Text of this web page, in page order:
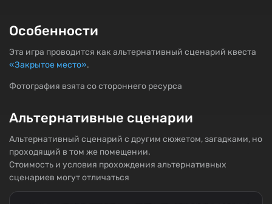
Особенности
Эта игра проводится как альтернативный сценарий квеста
«Закрытое место».
Фотография взята со стороннего ресурса
Альтернативные сценарии
Альтернативный сценарий с другим сюжетом, загадками, но
проходящий в том же помещении.
Стоимость и условия прохождения альтернативных
сценариев могут отличаться